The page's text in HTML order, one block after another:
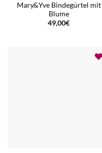
Mary&Yve Bindegürtel mit
Blume
49,00€